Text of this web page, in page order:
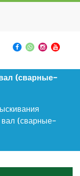
(сварные-
(сварные-